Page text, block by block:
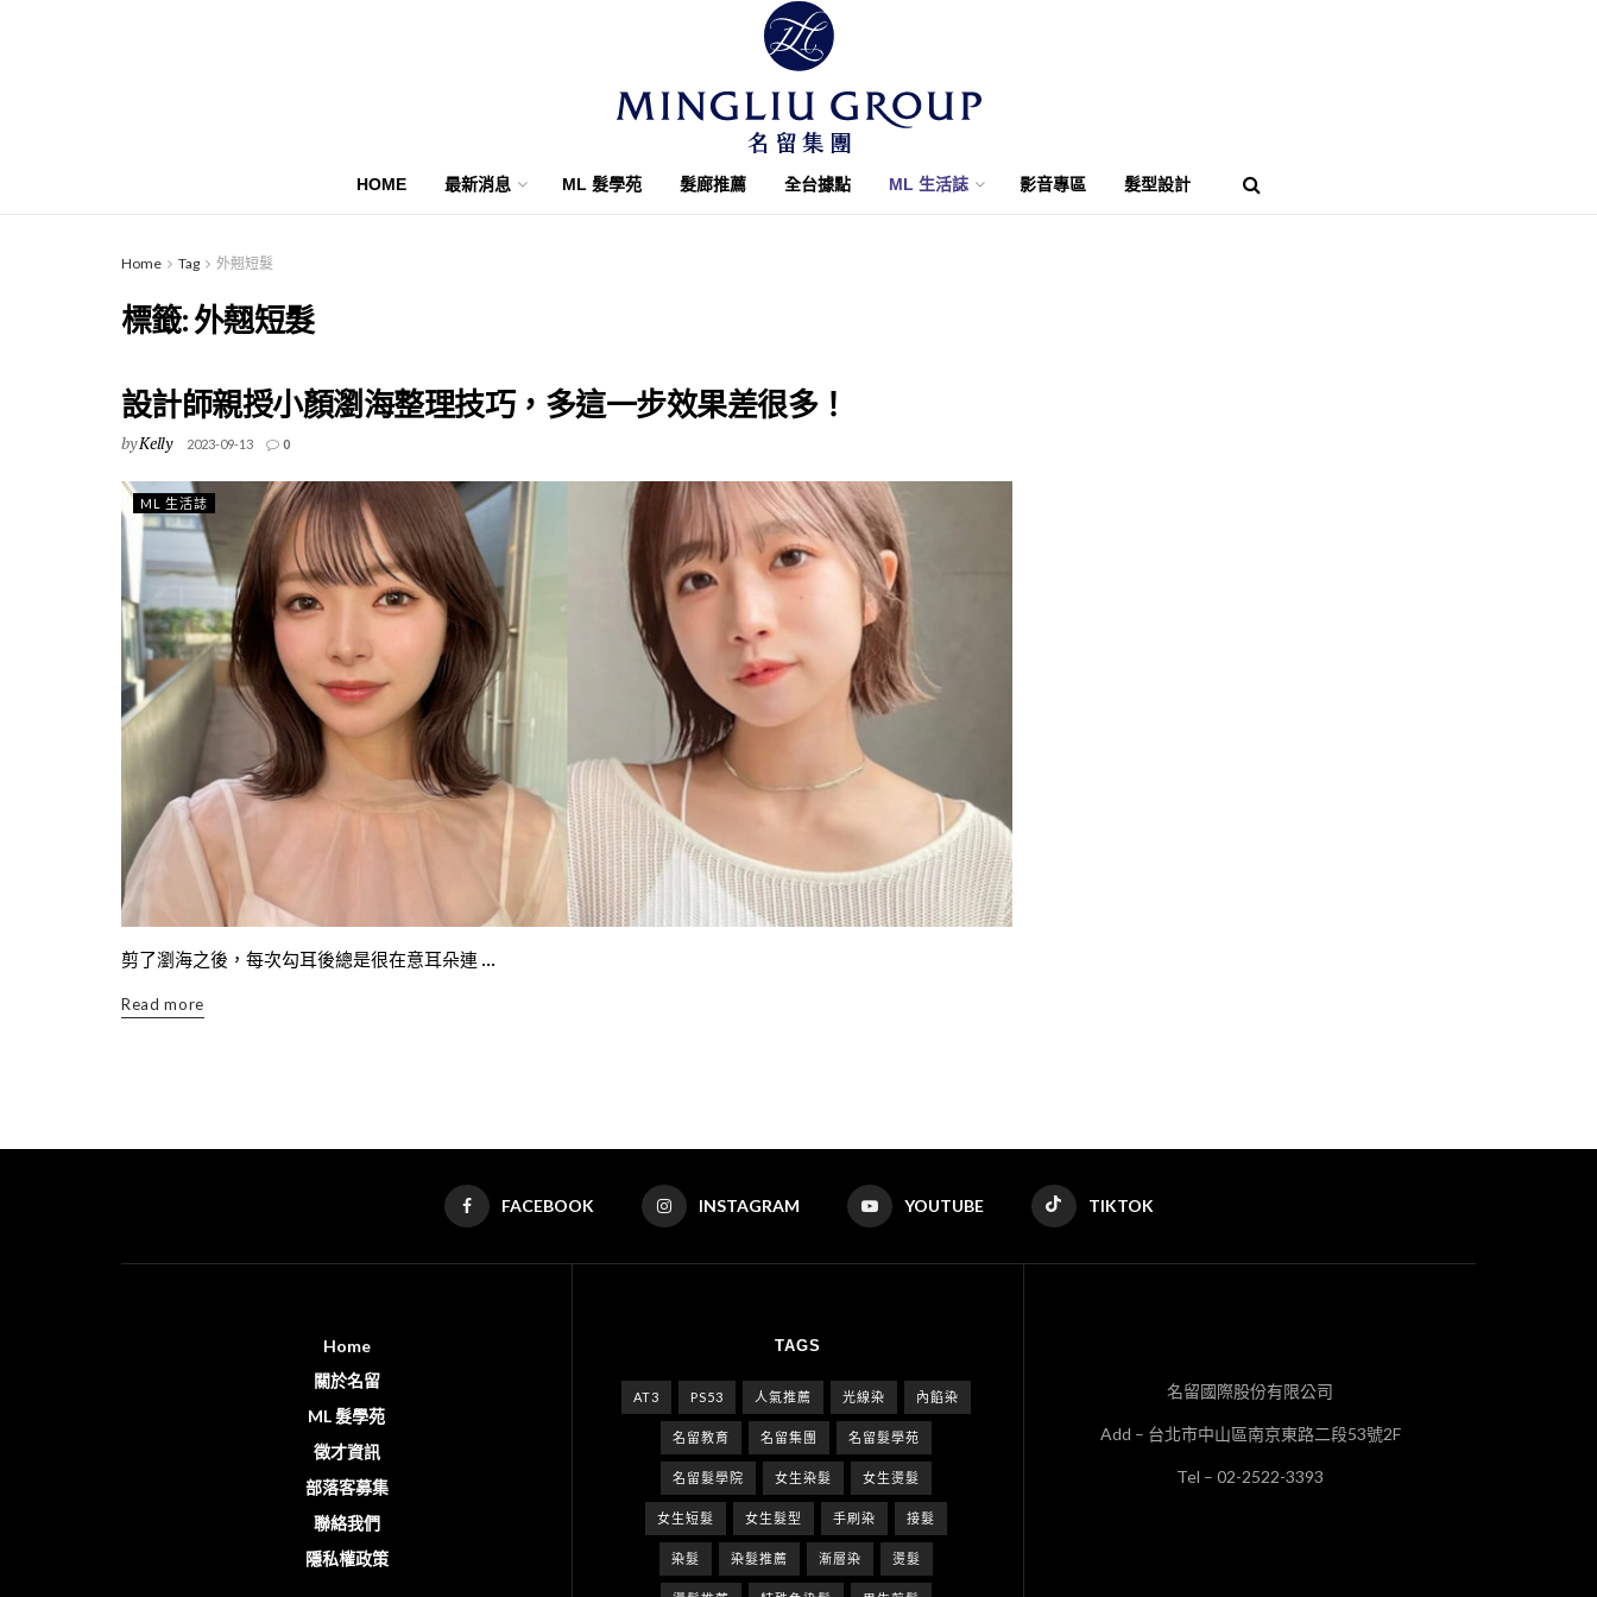
HOME 最新消息 ML 髮學苑 髮廊推薦 全台據點 ML 生活誌 影音專區 髮型設計
Home Tag 外翹短髮
標籤:外翹短髮
設計師親授小顏瀏海整理技巧，多這一步效果差很多！
byKelly 2023-09-13 0
ML 生活誌
剪了瀏海之後，每次勾耳後總是很在意耳朵連 ...
Read more
FACEBOOK INSTAGRAM YOUTUBE TIKTOK
Home
關於名留
ML 髮學苑
徵才資訊
部落客募集
聯絡我們
隱私權政策
TAGS
AT3 PS53 人氣推薦 光線染 內餡染
名留教育 名留集團 名留髮學苑
名留髮學院 女生染髮 女生燙髮
女生短髮 女生髮型 手刷染 接髮
染髮 染髮推薦 漸層染 燙髮
名留國際股份有限公司
Add – 台北市中山區南京東路二段53號2F
Tel – 02-2522-3393